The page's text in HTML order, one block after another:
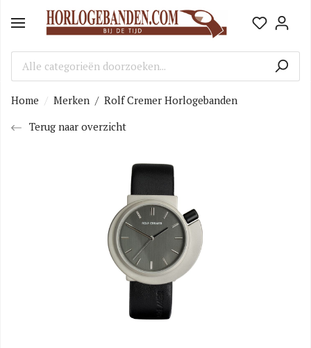
Home Merken / Rolf Cremer Horlogebanden
Terug naar overzicht